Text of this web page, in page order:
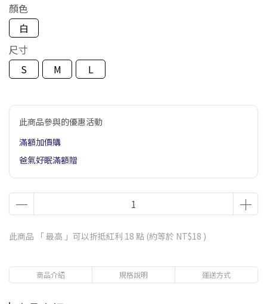
顏色
白
尺寸
S
M L
此商品參與的優惠活動
滿額加價購
爸氣好眠滿額贈
此商品 「 最高 」可以折抵紅利 18 點 (約等於 NT$18 )
商品介紹 規格說明 運送方式